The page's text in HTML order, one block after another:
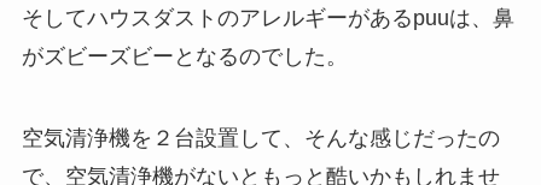
そしてハウスダストのアレルギーがあるpuuは、鼻
がズビーズビーとなるのでした。
空気清浄機を２台設置して、そんな感じだったの
で、空気清浄機がないともっと酷いかもしれませ